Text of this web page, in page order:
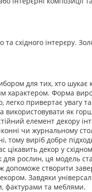
та східного інтерєру.
для тих, хто шукає
характером. Форма
привертає увагу
як
елемент декору
чи журнальному
тому виріб добре
декор у
рослин, ця модель
допоможе створити
Завдяки
фактурами та меблями.